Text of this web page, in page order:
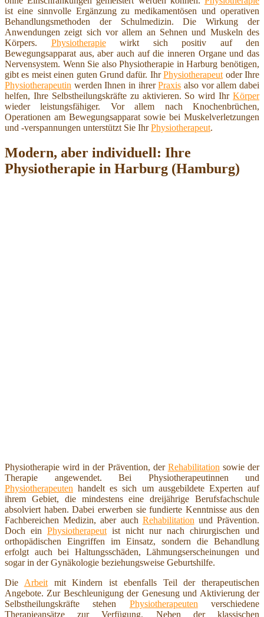
ist eine sinnvolle Ergänzung zu medikamentösen und operativen
Behandlungsmethoden der Schulmedizin. Die Wirkung der
Anwendungen zeigt sich vor allem an Sehnen und Muskeln des
Körpers. Physiotherapiewirkt sich positiv auf den
Bewegungsapparat aus, aber auch auf die inneren Organe und das
Nervensystem. Wenn Sie also Physiotherapie in Harburg benötigen,
gibt es meist einen guten Grund dafür. IhrPhysiotherapeut oder Ihre
Physiotherapeutin werden Ihnen in ihrerPraxis also vor allem dabei
helfen, Ihre Selbstheilungskräfte zu aktivieren. So wird Ihr Körper
wieder leistungsfähiger. Vor allem nach Knochenbrüchen,
Operationen am Bewegungsapparat sowie bei Muskelverletzungen
und -verspannungen unterstützt Sie IhrPhysiotherapeut.
Modern, aber individuell: Ihre
Physiotherapie in Harburg (Hamburg)
Physiotherapie wird in der Prävention, der Rehabilitation sowie der
Therapie angewendet. Bei Physiotherapeutinnen und
Physiotherapeuten handelt es sich um ausgebildete Experten auf
ihrem Gebiet, die mindestens eine dreijährige Berufsfachschule
absolviert haben. Dabei erwerben sie fundierte Kenntnisse aus den
Fachbereichen Medizin, aber auch Rehabilitation und Prävention.
Doch ein Physiotherapeut ist nicht nur nach chirurgischen und
orthopädischen Eingriffen im Einsatz, sondern die Behandlung
erfolgt auch bei Haltungsschäden, Lähmungserscheinungen und
sogar in der Gynäkologie beziehungsweise Geburtshilfe.
Die Arbeitmit Kindern ist ebenfalls Teil der therapeutischen
Angebote. Zur Beschleunigung der Genesung und Aktivierung der
Selbstheilungskräfte stehen Physiotherapeuten verschiedene
Therapieansätze zur Verfügung. Neben der klassischen